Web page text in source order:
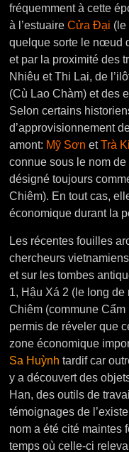
fréquemment à cette
à l’estuaire Cửa Đại (le
quelque sorte le nœud
et par la proximité des
Nhiêu et Thi Lai, de
(Cù Lao Chàm) et des
Selon certains
d’approvisionnement
amont: Mỹ Sơn etTrà
connue sous le nom
désigné toujours
Chiêm). En tout cas,
économique durant la
Les récentes fouilles
chercheurs
et sur les tombes
1, Hậu Xá 2 (le long
Chiêm (commune
permis de réveler que
zone économique
Sa Huỳnh tardif car
y a découvert des
Han, des outils de
témoignages de
nom a été cité maintes
temps où celle-ci